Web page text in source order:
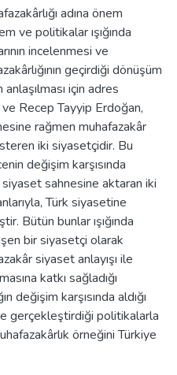
adına önem
ve politikalar ışığında
incelenmesi ve
geçirdiği dönüşüm
için adres
Recep Tayyip Erdoğan,
rağmen muhafazakâr
iki siyasetçidir. Bu
değişim karşısında
siyaset sahnesine aktaran iki
Türk siyasetine
Bütün bunlar ışığında
bir siyasetçi olarak
siyaset anlayışı ile
katkı sağladığı
değişim karşısında aldığı
gerçekleştirdiği politikalarla
örneğini Türkiye